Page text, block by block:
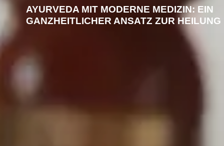
AYURVEDA MIT MODERNE MEDIZIN: EIN
GANZHEITLICHER ANSATZ ZUR HEILUNG